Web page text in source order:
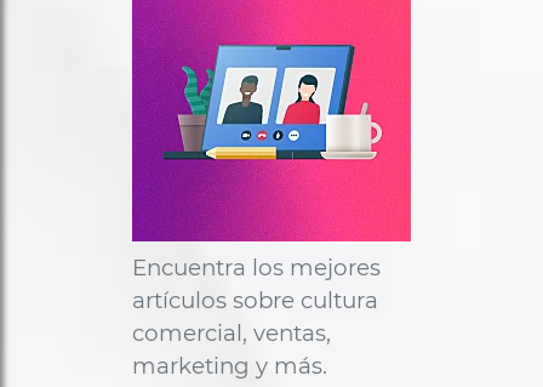
Encuentra los mejores
artículos sobre cultura
comercial, ventas,
marketing y más.